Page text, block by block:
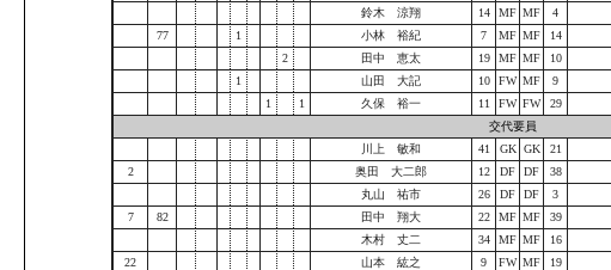
鈴木 涼翔
14 MF MF 4
77
1 小林 裕紀 7 MF MF 14
2
田中 恵太 19 MF MF 10
1
山田 大記 10 FW MF 9
1
1 久保 裕一 11 FW FW 29
交代要員
川上 敏和
41 GK GK 21
2
奥田 大二郎 12 DF DF 38
丸山 祐市
26 DF DF 3
7
82 田中 翔大 22 MF MF 39
木村 丈二
34 MF MF 16
22
山本 紘之 9 FW MF 19